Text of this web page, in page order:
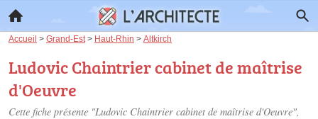
Accueil > Grand-Est > Haut-Rhin > Altkirch
Ludovic Chaintrier cabinet de maîtrise
d'Oeuvre
Cette fiche présente "Ludovic Chaintrier cabinet de maîtrise d'Oeuvre",